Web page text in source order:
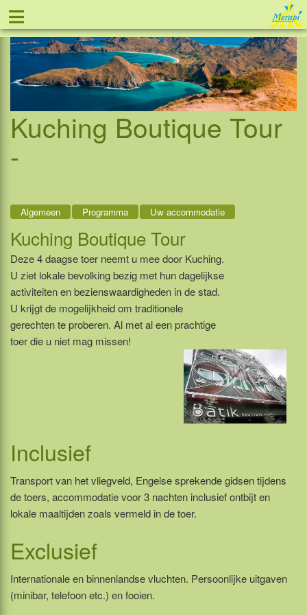
≡ Tel: 088 - 81 11 999
Kuching Boutique Tour
-
Algemeen Programma Uw accommodatie
Kuching Boutique Tour
Deze 4 daagse toer neemt u mee door Kuching.
U ziet lokale bevolking bezig met hun dagelijkse
activiteiten en bezienswaardigheden in de stad.
U krijgt de mogelijkheid om traditionele
gerechten te proberen. Al met al een prachtige
toer die u niet mag missen!
Inclusief
Transport van het vliegveld, Engelse sprekende gidsen tijdens
de toers, accommodatie voor 3 nachten inclusief ontbijt en
lokale maaltijden zoals vermeld in de toer.
Exclusief
Internationale en binnenlandse vluchten. Persoonlijke uitgaven
(minibar, telefoon etc.) en fooien.